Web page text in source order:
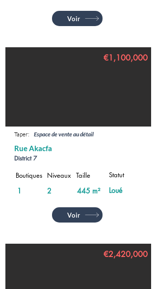
Voir
€1,100,000
Taper: Espace de vente au détail
Rue Akacfa
District 7
Boutiques Niveaux
1 2
Taille
445 m²
Statut
Loué
Voir
€2,420,000